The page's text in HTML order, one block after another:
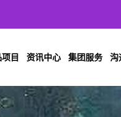
目 资讯中心 集团服务 沟